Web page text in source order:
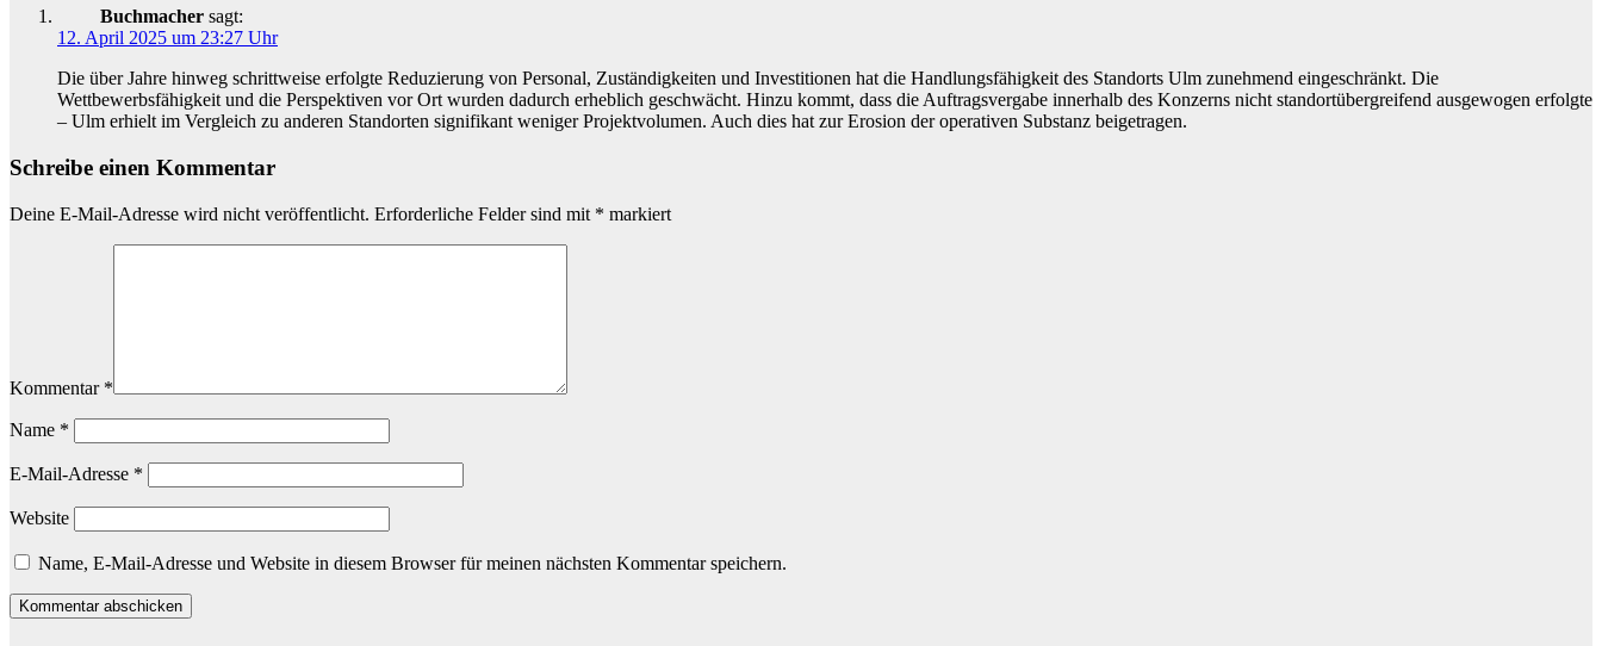
Buchmacher sagt:
12. April 2025 um 23:27 Uhr
Die über Jahre hinweg schrittweise erfolgte Reduzierung von Personal, Zuständigkeiten und Investitionen hat die Handlungsfähigkeit des Standorts Ulm zunehmend eingeschränkt. Die
Wettbewerbsfähigkeit und die Perspektiven vor Ort wurden dadurch erheblich geschwächt. Hinzu kommt, dass die Auftragsvergabe innerhalb des Konzerns nicht standortübergreifend ausgewogen erfolgte
– Ulm erhielt im Vergleich zu anderen Standorten signifikant weniger Projektvolumen. Auch dies hat zur Erosion der operativen Substanz beigetragen.
Schreibe einen Kommentar
Deine E-Mail-Adresse wird nicht veröffentlicht. Erforderliche Felder sind mit * markiert
Kommentar *
Name *
E-Mail-Adresse *
Website
Name, E-Mail-Adresse und Website in diesem Browser für meinen nächsten Kommentar speichern.